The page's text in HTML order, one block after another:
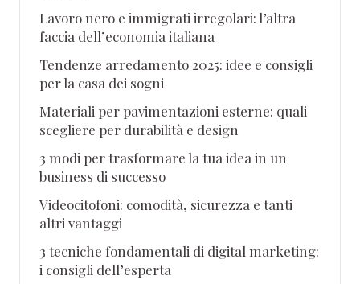
Lavoro nero e immigrati irregolari: l’altra
faccia dell’economia italiana
Tendenze arredamento 2025: idee e consigli
per la casa dei sogni
Materiali per pavimentazioni esterne: quali
scegliere per durabilità e design
3 modi per trasformare la tua idea in un
business di successo
Videocitofoni: comodità, sicurezza e tanti
altri vantaggi
3 tecniche fondamentali di digital marketing:
i consigli dell’esperta